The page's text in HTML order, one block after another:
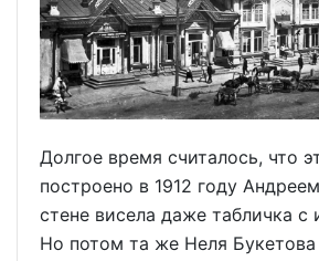
Долгое время считалось, что
построено в 1912 году
стене висела даже табличка с
Но потом та же Неля Букетова